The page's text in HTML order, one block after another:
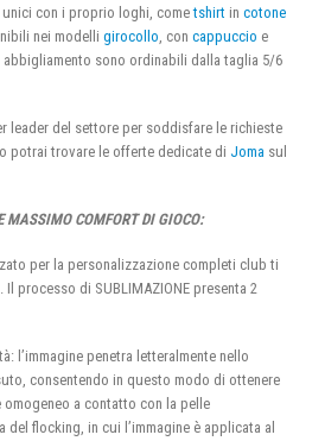
con i proprio loghi, cometshirt in cotone
nei modelli girocollo , con cappuccio e
abbigliamento sono ordinabili dalla taglia 5/6
leader del settore per soddisfare le richieste
potrai trovare le offerte dedicate di Joma sul
MASSIMO COMFORT DI GIOCO:
per la personalizzazione completi club ti
processo di SUBLIMAZIONE presenta 2
l’immagine penetra letteralmente nello
consentendo in questo modo di ottenere
a contatto con la pelle
del flocking, in cui l’immagine è applicata al